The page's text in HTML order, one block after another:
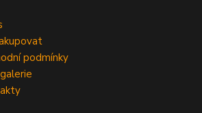
podmínky